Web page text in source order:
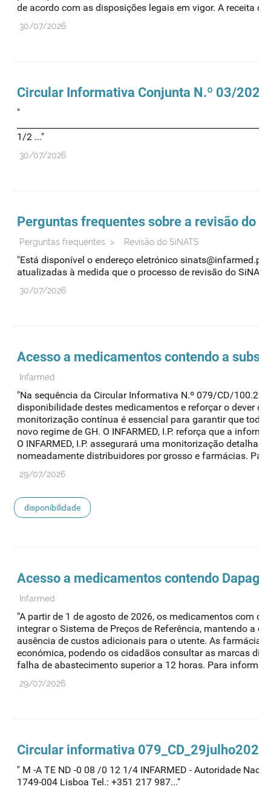
de acordo com as disposições legais em vigor. A receita
30/07/2026
Circular Informativa Conjunta N.º 03/
"
1/2 ..."
30/07/2026
Perguntas frequentes sobre a revisão do
Perguntas frequentes > Revisão do SiNATS
"Está disponível o endereço eletrónico
atualizadas à medida que o processo de revisão do
30/07/2026
Acesso a medicamentos contendo a
Infarmed
"Na sequência da Circular Informativa N.º 079/CD/
disponibilidade destes medicamentos e reforçar o dever
monitorização contínua é essencial para garantir que
novo regime de GH. O INFARMED, I.P. reforça que a
O INFARMED, I.P. assegurará uma monitorização
nomeadamente distribuidores por grosso e farmácias.
29/07/2026
disponibilidade
Acesso a medicamentos contendo
Infarmed
"A partir de 1 de agosto de 2026, os medicamentos com
integrar o Sistema de Preços de Referência, mantendo a
ausência de custos adicionais para o utente. As
económica, podendo os cidadãos consultar as marcas
falha de abastecimento superior a 12 horas. Para
29/07/2026
Circular informativa 079_CD_29julho2026
" M -A TE ND -0 08 /0 12 1/4 INFARMED - Autoridade
1749-004 Lisboa Tel.: +351 217 987..."